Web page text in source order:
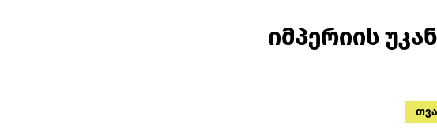
იმპერიის